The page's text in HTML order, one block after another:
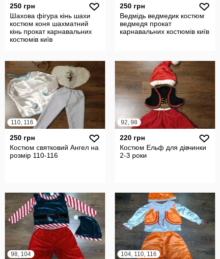
250 грн
Шахова фігура кінь шахи
костюм коня шахматний
кінь прокат карнавальних
костюмів київ
250 грн
Ведмідь ведмедик костюм
ведмедя прокат
карнавальних костюмів київ
110, 116
250 грн
Костюм святковий Ангел на
розмір 110-116
92, 98
220 грн
Костюм Ельф для дівчинки
2-3 роки
98, 104 104, 110, 116